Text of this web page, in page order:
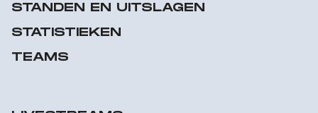
STANDEN EN UITSLAGEN
STATISTIEKEN
TEAMS